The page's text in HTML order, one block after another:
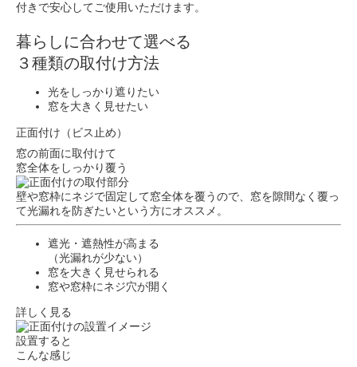
付きで安心してご使用いただけます。
暮らしに合わせて選べる
３種類の取付け方法
光をしっかり遮りたい
窓を大きく見せたい
正面付け（ビス止め）
窓の前面に取付けて
窓全体をしっかり覆う
壁や窓枠にネジで固定して窓全体を覆うので、窓を隙間なく覆っ
て光漏れを防ぎたいという方にオススメ。
遮光・遮熱性が高まる
（光漏れが少ない）
窓を大きく見せられる
窓や窓枠にネジ穴が開く
詳しく見る
設置すると
こんな感じ